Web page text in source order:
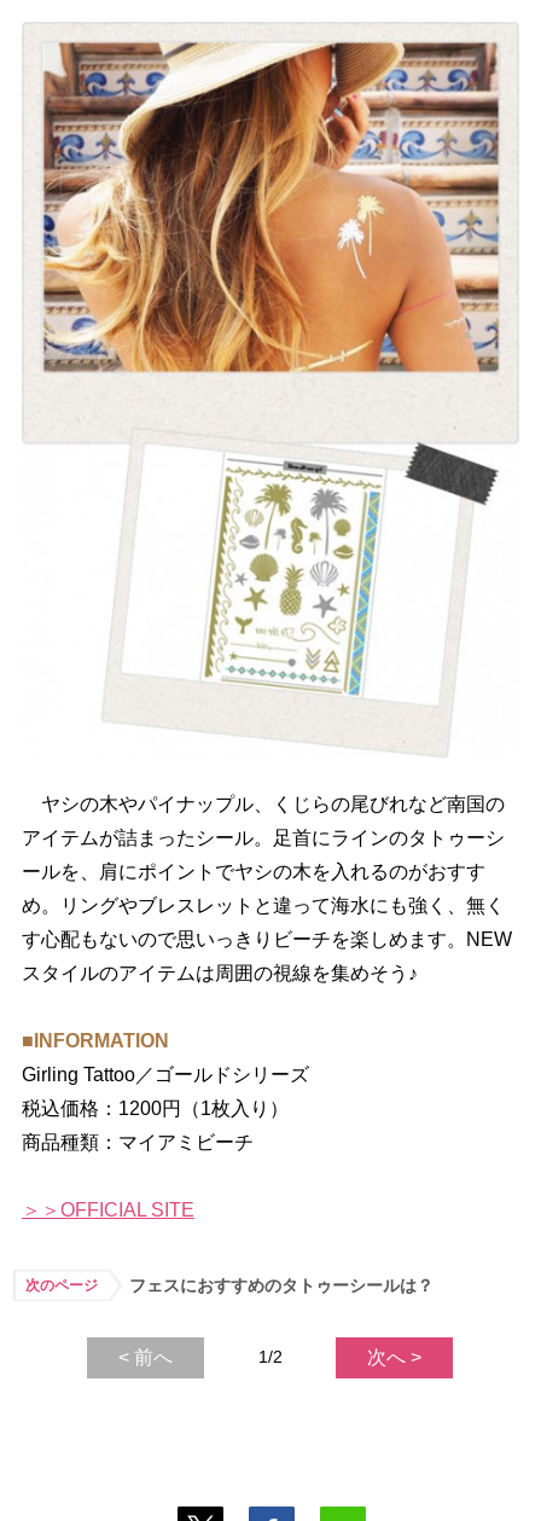
ヤシの木やパイナップル、くじらの尾びれなど南国の
アイテムが詰まったシール。足首にラインのタトゥーシ
ールを、肩にポイントでヤシの木を入れるのがおすす
め。リングやブレスレットと違って海水にも強く、無く
す心配もないので思いっきりビーチを楽しめます。NEW
スタイルのアイテムは周囲の視線を集めそう♪
■INFORMATION
Girling Tattoo／ゴールドシリーズ
税込価格：1200円（1枚入り）
商品種類：マイアミビーチ
＞＞OFFICIAL SITE
次のページ フェスにおすすめのタトゥーシールは？
< 前へ 1/2 次へ >